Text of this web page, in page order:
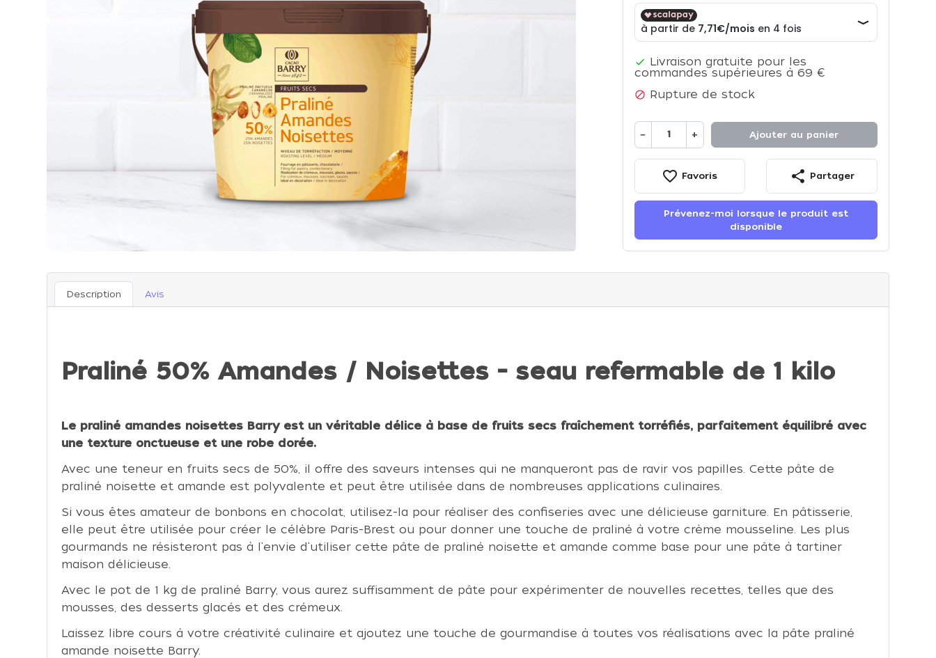
 Livraison gratuite pour les
commandes supérieures à 69 €
 Rupture de stock
− + Ajouter au panier
favorite_border Favoris share Partager
Prévenez-moi lorsque le produit est
disponible
Description Avis
Praliné 50% Amandes / Noisettes - seau refermable de 1 kilo
Le praliné amandes noisettes Barry est un véritable délice à base de fruits secs fraîchement torréfiés, parfaitement équilibré avec
une texture onctueuse et une robe dorée.
Avec une teneur en fruits secs de 50%, il offre des saveurs intenses qui ne manqueront pas de ravir vos papilles. Cette pâte de
praliné noisette et amande est polyvalente et peut être utilisée dans de nombreuses applications culinaires.
Si vous êtes amateur de bonbons en chocolat, utilisez-la pour réaliser des confiseries avec une délicieuse garniture. En pâtisserie,
elle peut être utilisée pour créer le célèbre Paris-Brest ou pour donner une touche de praliné à votre crème mousseline. Les plus
gourmands ne résisteront pas à l'envie d'utiliser cette pâte de praliné noisette et amande comme base pour une pâte à tartiner
maison délicieuse.
Avec le pot de 1 kg de praliné Barry, vous aurez suffisamment de pâte pour expérimenter de nouvelles recettes, telles que des
mousses, des desserts glacés et des crémeux.
Laissez libre cours à votre créativité culinaire et ajoutez une touche de gourmandise à toutes vos réalisations avec la pâte praliné
amande noisette Barry.